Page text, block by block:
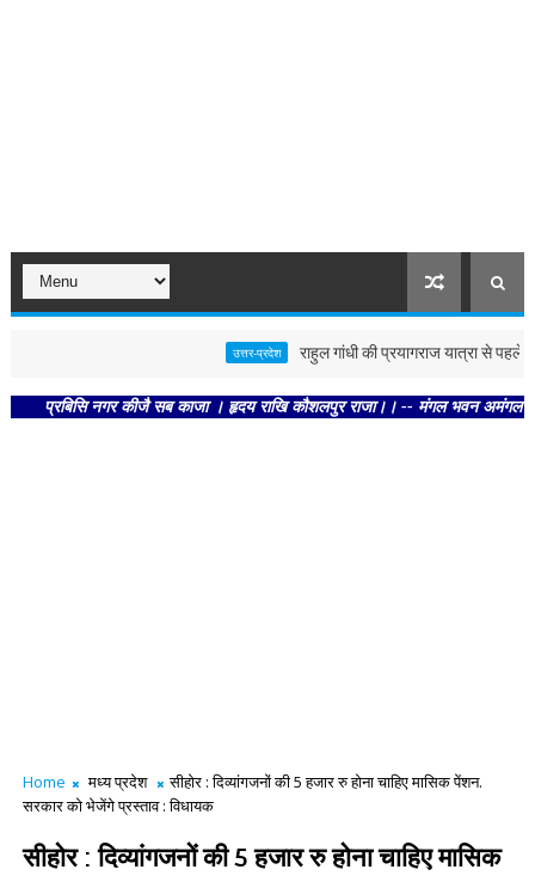
उत्तर-प्रदेश राहुल गांधी की प्रयागराज यात्रा से पहले पोस्टर
नगर कीजै सब काजा । हृदय राखि कौशलपुर राजा।। -- मंगल भवन अमंगल हारी।
Home मध्य प्रदेश
सीहोर : दिव्यांगजनों की 5 हजार रु होना चाहिए मासिक पेंशन.
सरकार को भेजेंगे प्रस्ताव : विधायक
सीहोर : दिव्यांगजनों की 5 हजार रु होना चाहिए मासिक